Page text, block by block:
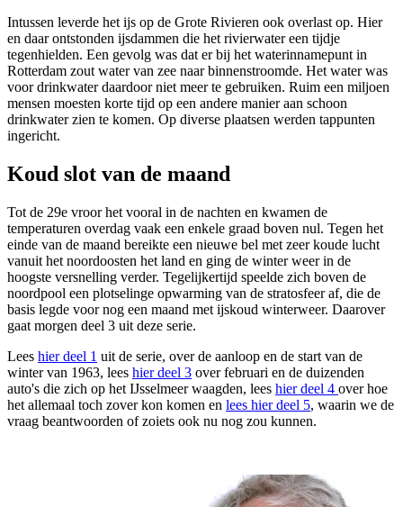
Intussen leverde het ijs op de Grote Rivieren ook overlast op. Hier
en daar ontstonden ijsdammen die het rivierwater een tijdje
tegenhielden. Een gevolg was dat er bij het waterinnamepunt in
Rotterdam zout water van zee naar binnenstroomde. Het water was
voor drinkwater daardoor niet meer te gebruiken. Ruim een miljoen
mensen moesten korte tijd op een andere manier aan schoon
drinkwater zien te komen. Op diverse plaatsen werden tappunten
ingericht.
Koud slot van de maand
Tot de 29e vroor het vooral in de nachten en kwamen de
temperaturen overdag vaak een enkele graad boven nul. Tegen het
einde van de maand bereikte een nieuwe bel met zeer koude lucht
vanuit het noordoosten het land en ging de winter weer in de
hoogste versnelling verder. Tegelijkertijd speelde zich boven de
noordpool een plotselinge opwarming van de stratosfeer af, die de
basis legde voor nog een maand met ijskoud winterweer. Daarover
gaat morgen deel 3 uit deze serie.
Lees hier deel 1 uit de serie, over de aanloop en de start van de
winter van 1963, lees hier deel 3 over februari en de duizenden
auto's die zich op het IJsselmeer waagden, lees hier deel 4 over hoe
het allemaal toch zover kon komen en lees hier deel 5, waarin we de
vraag beantwoorden of zoiets ook nu nog zou kunnen.